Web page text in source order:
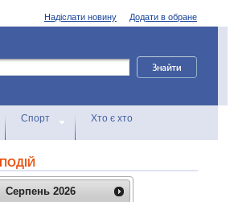
Додати в обране
Надіслати новину
Спорт Хто є хто
Серпень 2026